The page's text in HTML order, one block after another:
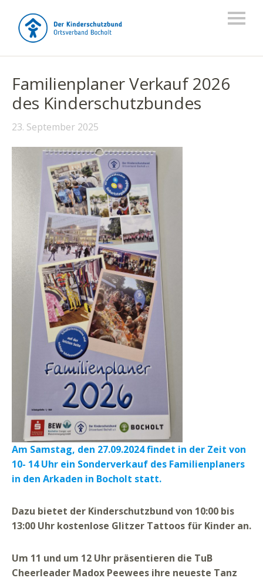
Familienplaner Verkauf 2026
des Kinderschutzbundes
23. September 2025
Am Samstag, den 27.09.2024 findet in der Zeit von
10- 14 Uhr ein Sonderverkauf des Familienplaners
in den Arkaden in Bocholt statt.
Dazu bietet der Kinderschutzbund von 10:00 bis
13:00 Uhr kostenlose Glitzer Tattoos für Kinder an.
Um 11 und um 12 Uhr präsentieren die TuB
Cheerleader Madox Peewees ihre neueste Tanz